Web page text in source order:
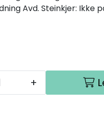
Avd. Steinkjer: Ikke
+